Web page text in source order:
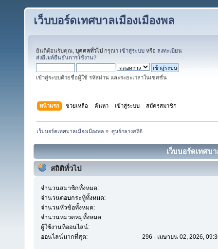
เว็บบอร์ดเทศบาลเมืองเมืองพล
ยินดีต้อนรับคุณ, บุคคลทั่วไป กรุณา เข้าสู่ระบบ หรือ ลงทะเบียน
ส่งอีเมล์ยืนยันการใช้งาน?
เข้าสู่ระบบด้วยชื่อผู้ใช้ รหัสผ่าน และระยะเวลาในเซสชั่น
หน้าแรก ช่วยเหลือ ค้นหา เข้าสู่ระบบ สมัครสมาชิก
เว็บบอร์ดเทศบาลเมืองเมืองพล » ศูนย์กลางสถิติ
เว็บบอร์ดเทศบ
สถิติทั่วไป
จำนวนสมาชิกทั้งหมด:
จำนวนตอบกระทู้ทั้งหมด:
จำนวนหัวข้อทั้งหมด:
จำนวนหมวดหมู่ทั้งหมด:
ผู้ใช้งานที่ออนไลน์:
ออนไลน์มากที่สุด:
296 - เมษายน 02, 2026,